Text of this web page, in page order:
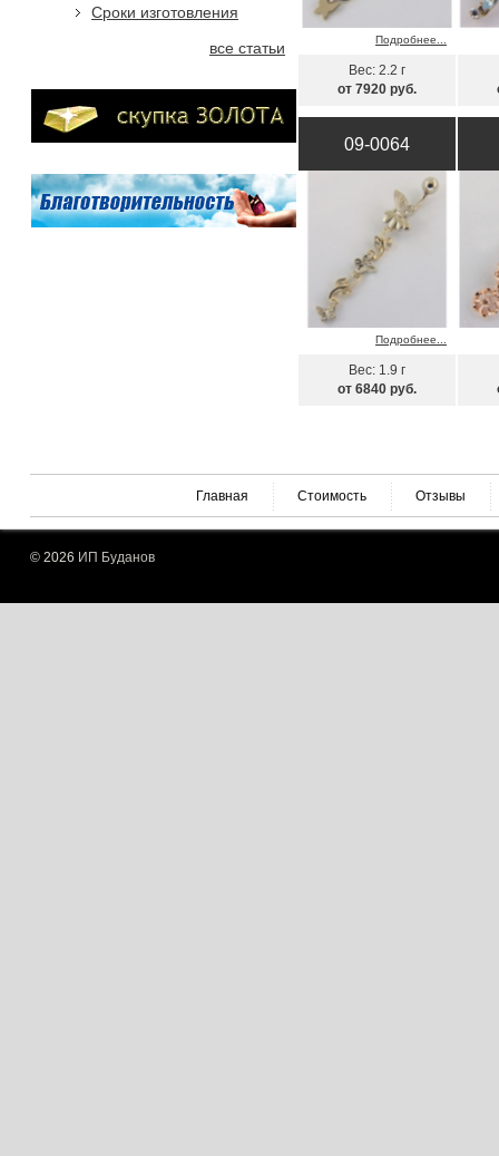
Сроки изготовления
все статьи
Подробнее...
Вес: 2.2 г
от 7920 руб.
09-0064
Подробнее...
Вес: 1.9 г
от 6840 руб.
Главная Стоимость Отзывы
© 2026 ИП Буданов